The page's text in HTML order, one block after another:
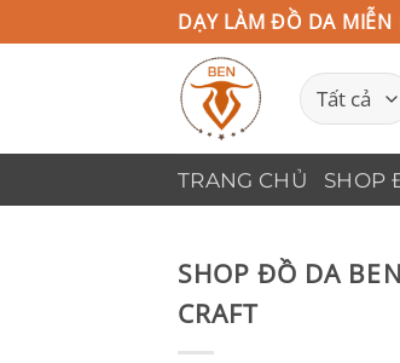
DẠY LÀM ĐỒ DA
TRANG CHỦ SHOP
SHOP ĐỒ DA BEN
CRAFT